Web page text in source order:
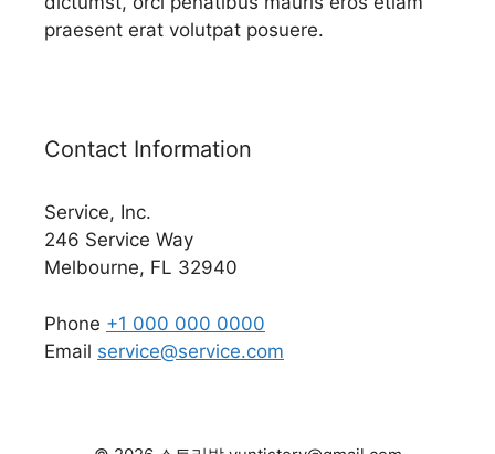
praesent erat volutpat posuere.
Contact Information
Service, Inc.
246 Service Way
Melbourne, FL 32940
Phone +1 000 000 0000
Email service@service.com